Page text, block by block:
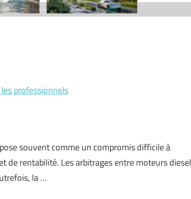
professionnels
souvent comme un compromis difficile à
de rentabilité. Les arbitrages entre moteurs diesel
la …